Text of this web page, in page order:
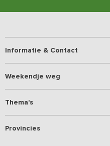
Informatie & Contact
Weekendje weg
Thema's
Provincies